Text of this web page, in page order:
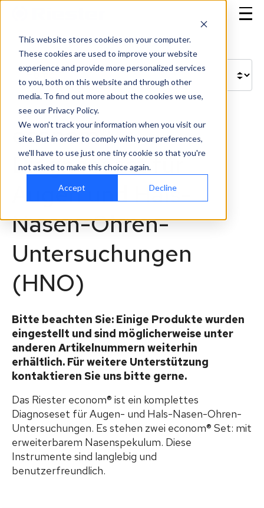
This website stores cookies on your computer.
These cookies are used to improve your website
experience and provide more personalized services
to you, both on this website and through other
media. To find out more about the cookies we use,
see our Privacy Policy.
We won't track your information when you visit our
site. But in order to comply with your preferences,
we'll have to use just one tiny cookie so that you're
not asked to make this choice again.
Accept Decline
econom® –
Diagnoseset für
Augen und Hals-
Nasen-Ohren-
Untersuchungen
(HNO)
Bitte beachten Sie: Einige Produkte wurden
eingestellt und sind möglicherweise unter
anderen Artikelnummern weiterhin
erhältlich. Für weitere Unterstützung
kontaktieren Sie uns bitte gerne.
Das Riester econom® ist ein komplettes
Diagnoseset für Augen- und Hals-Nasen-Ohren-
Untersuchungen. Es stehen zwei econom® Set: mit
erweiterbarem Nasenspekulum. Diese
Instrumente sind langlebig und
benutzerfreundlich.